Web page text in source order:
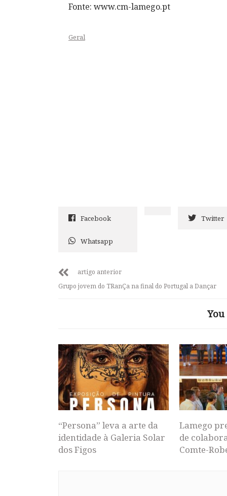
Fonte: www.cm-lamego.pt
Geral
Facebook Twitter
Whatsapp
artigo anterior
Grupo jovem do TRanÇa na final do Portugal a Dançar
“Persona” leva a arte da
identidade à Galeria Solar
dos Figos
Lamego
de
Comte-